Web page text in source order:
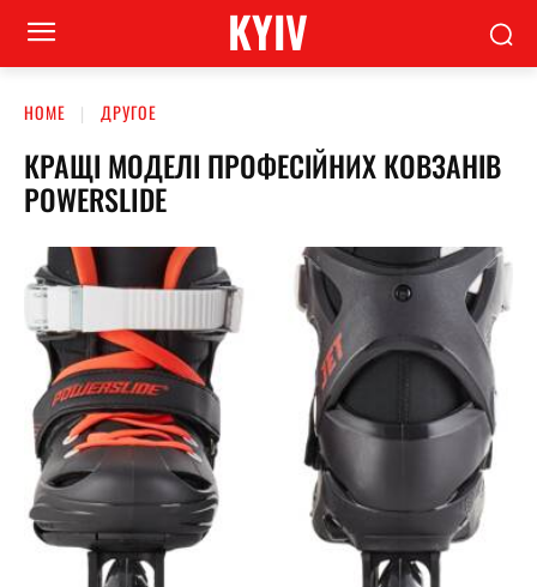
KYIV
HOME ДРУГОЕ
КРАЩІ МОДЕЛІ ПРОФЕСІЙНИХ КОВЗАНІВ
POWERSLIDE